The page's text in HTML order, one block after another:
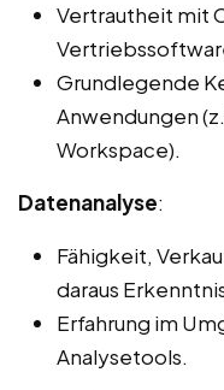
Vertrautheit mit
Grundlegende
Anwendungen
Workspace).
Datenanalyse:
Fähigkeit,
daraus
Erfahrung im
Analysetools.